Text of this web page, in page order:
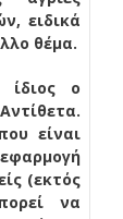
ειδικά
θέμα.
ο
είναι
(εκτός
να